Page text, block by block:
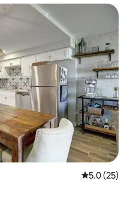
Calificación
5.0 (25)